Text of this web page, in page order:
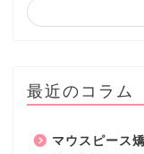
最近のコラム
マウスピース